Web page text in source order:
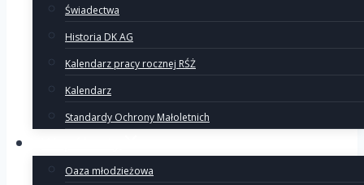
Świadectwa
Historia DK AG
Kalendarz pracy rocznej RŚŻ
Kalendarz
Standardy Ochrony Małoletnich
Oaza młodzieżowa